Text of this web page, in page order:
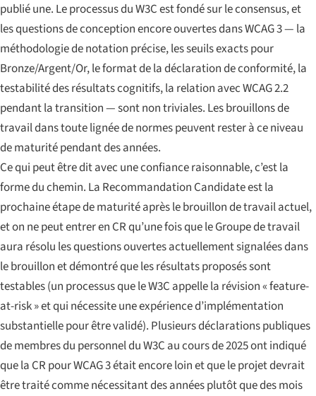
publié une. Le processus du W3C est fondé sur le consensus, et
les questions de conception encore ouvertes dans WCAG 3 — la
méthodologie de notation précise, les seuils exacts pour
Bronze/Argent/Or, le format de la déclaration de conformité, la
testabilité des résultats cognitifs, la relation avec WCAG 2.2
pendant la transition — sont non triviales. Les brouillons de
travail dans toute lignée de normes peuvent rester à ce niveau
de maturité pendant des années.
Ce qui peut être dit avec une confiance raisonnable, c’est la
forme du chemin. La Recommandation Candidate est la
prochaine étape de maturité après le brouillon de travail actuel,
et on ne peut entrer en CR qu’une fois que le Groupe de travail
aura résolu les questions ouvertes actuellement signalées dans
le brouillon et démontré que les résultats proposés sont
testables(un processus que le W3C appelle la révision « feature-
at-risk » et qui nécessite une expérience d’implémentation
substantielle pour être validé). Plusieurs déclarations publiques
de membres du personnel du W3C au cours de 2025 ont indiqué
que la CR pour WCAG 3 était encore loin et que le projet devrait
être traité comme nécessitant des années plutôt que des mois